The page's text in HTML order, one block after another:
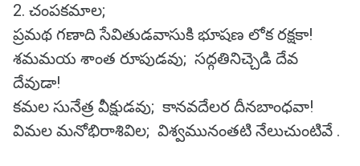
2. చంపకమాల;
ప్రమథ గణాది సేవితుడ‌వాసుకి భూషణ‌ లోక రక్షకా!
శమమయ శాంత రూపుడవు; సద్గతినిచ్చెడి దేవ
దేవుడా!
కమల సునేత్ర వీక్షుడవు; కానవదేలర దీనబాంధవా!
విమల మనోభిరాశివిల; విశ్వమునంతటి నేలుచుంటివే .